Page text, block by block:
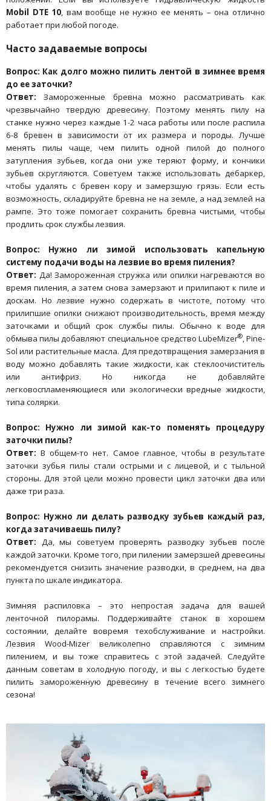
Mobil DTE 10, вам вообще не нужно ее менять – она отлично
работает при любой погоде.
Часто задаваемые вопросы
Вопрос: Как долго можно пилить лентой в зимнее время
до ее заточки?
Ответ:Замороженные бревна можно рассматривать как
чрезвычайно твердую древесину. Поэтому менять пилу на
станке нужно через каждые 1-2 часа работы или после распила
6-8 бревен в зависимости от их размера и породы. Лучше
менять пилы чаще, чем пилить одной пилой до полного
затупления зубьев, когда они уже теряют форму, и кончики
зубьев скругляются. Советуем также использовать дебаркер,
чтобы удалять с бревен кору и замерзшую грязь. Если есть
возможность, складируйте бревна не на земле, а над землей на
рампе. Это тоже помогает сохранить бревна чистыми, чтобы
продлить срок службы лезвия.
Вопрос: Нужно ли зимой использовать капельную
систему подачи воды на лезвие во время пиления?
Ответ: Да! Замороженная стружка или опилки нагреваются во
время пиления, а затем снова замерзают и прилипают к пиле и
доскам. Но лезвие нужно содержать в чистоте, потому что
прилипшие опилки снижают производительность, время между
заточками и общий срок службы пилы. Обычно к воде для
обмыва пилы добавляют специальное средство LubeMizer®, Pine-
Sol или растительные масла. Для предотвращения замерзания в
воду можно добавлять такие жидкости, как стеклоочиститель
или антифриз. Но никогда не добавляйте
легковоспламеняющиеся или экологически вредные жидкости,
типа солярки.
Вопрос: Нужно ли зимой как-то поменять процедуру
заточки пилы?
Ответ: В общем-то нет. Самое главное, чтобы в результате
заточки зубья пилы стали острыми и с лицевой, и с тыльной
стороны. Для этой цели можно провести цикл заточки два или
даже три раза.
Вопрос: Нужно ли делать разводку зубьев каждый раз,
когда затачиваешь пилу?
Ответ: Да, мы советуем проверять разводку зубьев после
каждой заточки. Кроме того, при пилении замерзшей древесины
рекомендуется снизить значение разводки, в среднем, на два
пункта по шкале индикатора.
Зимняя распиловка – это непростая задача для вашей
ленточной пилорамы. Поддерживайте станок в хорошем
состоянии, делайте вовремя техобслуживание и настройки.
Лезвия Wood-Mizer великолепно справляются с зимним
пилением, и вы тоже справитесь с этой задачей. Следуйте
данным советам в холодную погоду, и вы с легкостью будете
пилить замороженную древесину в течение всего зимнего
сезона!